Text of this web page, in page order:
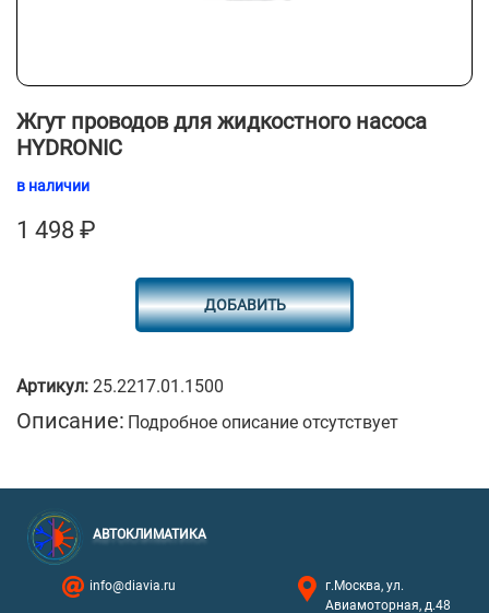
Жгут проводов для жидкостного насоса
HYDRONIC
в наличии
1 498 ₽
ДОБАВИТЬ
Артикул: 25.2217.01.1500
Описание: Подробное описание отсутствует
АВТОКЛИМАТИКА
info@diavia.ru
г.Москва, ул.
Авиамоторная, д.48